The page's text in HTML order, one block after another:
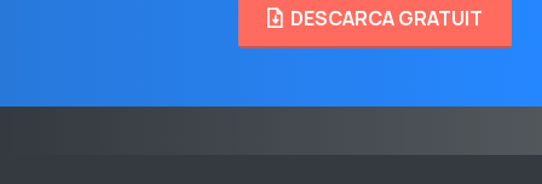
DESCARCA GRATUIT